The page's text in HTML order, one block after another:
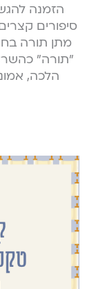
הזמנה
סיפורים
מתן תורה
״תורה״
הלכה,